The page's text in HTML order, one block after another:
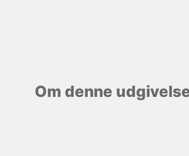
Om denne